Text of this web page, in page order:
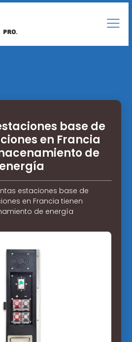
base de
en Francia
de
energía
estaciones base de
en Francia tienen
de energía